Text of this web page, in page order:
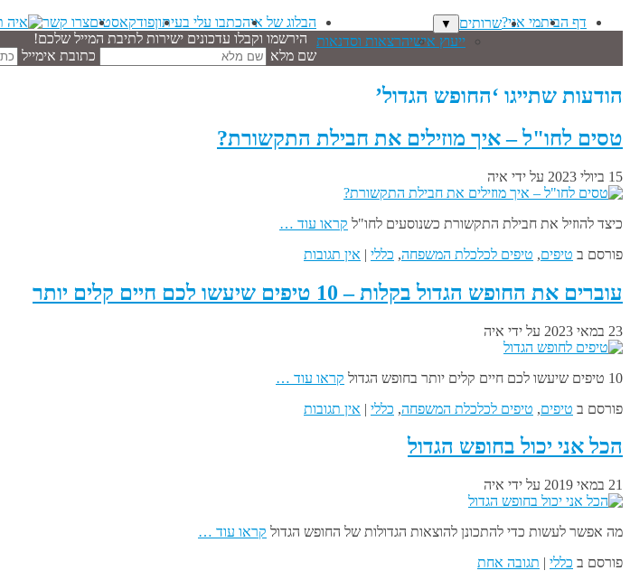
דף הביתמי אני?שרותים ▼
ייעוץ אישיהרצאות וסדנאות
הבלוג של איהכתבו עלי בעיתוןפודקאסטיםצרו קשר
הירשמו וקבלו עדכונים ישירות לתיבת המייל שלכם!
שם מלא
כתובת אימייל
הודעות שתייגו ‘החופש הגדול’
טסים לחו"ל – איך מוזילים את חבילת התקשורת?
15 ביולי 2023 על ידי איה
כיצד להוזיל את חבילת התקשורת כשנוסעים לחו"ל קראו עוד …
פורסם ב טיפים, טיפים לכלכלת המשפחה, כללי | אין תגובות
עוברים את החופש הגדול בקלות – 10 טיפים שיעשו לכם חיים קלים יותר
23 במאי 2023 על ידי איה
10 טיפים שיעשו לכם חיים קלים יותר בחופש הגדול
קראו עוד …
פורסם ב טיפים, טיפים לכלכלת המשפחה, כללי | אין תגובות
הכל אני יכול בחופש הגדול
21 במאי 2019 על ידי איה
מה אפשר לעשות כדי להתכונן להוצאות הגדולות של החופש הגדול קראו עוד …
פורסם ב כללי | תגובה אחת